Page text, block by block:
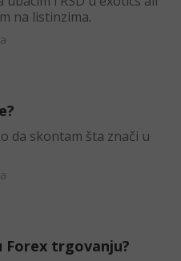
na listinzima.
da skontam šta znači u
trgovanju?